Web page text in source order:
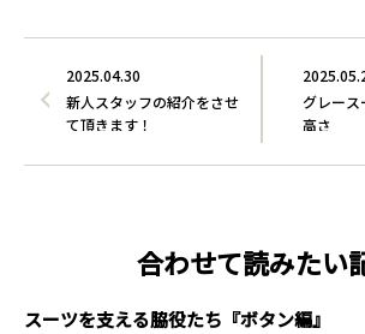
グレース
高さ
2025.04.30
新人スタッフの紹介をさせ
て頂きます！
合わせて読みたい
スーツを支える脇役たち『ボタン編』